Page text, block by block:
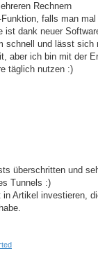
Rechnern
falls man mal
ist dank neuer
schnell und lässt sich
aber ich bin mit der
täglich nutzen :)
überschritten und
Tunnels :)
Artikel investieren,